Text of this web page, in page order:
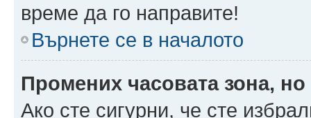
време да го направите!
Върнете се в началото
Промених часовата зона,
Ако сте сигурни, че сте